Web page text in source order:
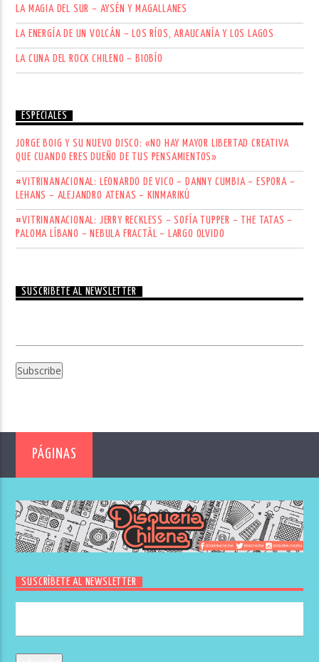
LA MAGIA DEL SUR – AYSÉN Y MAGALLANES
LA ENERGÍA DE UN VOLCÁN – LOS RÍOS, ARAUCANÍA Y LOS LAGOS
LA CUNA DEL ROCK CHILENO – BIOBÍO
ESPECIALES
JORGE BOIG Y SU NUEVO DISCO: «NO HAY MAYOR LIBERTAD CREATIVA
QUE CUANDO ERES DUEÑO DE TUS PENSAMIENTOS»
#VITRINANACIONAL: LEONARDO DE VICO – DANNY CUMBIA – ESPORA –
LEHANS – ALEJANDRO ATENAS – KINMARIKÚ
#VITRINANACIONAL: JERRY RECKLESS – SOFÍA TUPPER – THE TATAS –
PALOMA LÍBANO – NEBULA FRACTÄL – LARGO OLVIDO
SUSCRÍBETE AL NEWSLETTER
PÁGINAS
SUSCRÍBETE AL NEWSLETTER